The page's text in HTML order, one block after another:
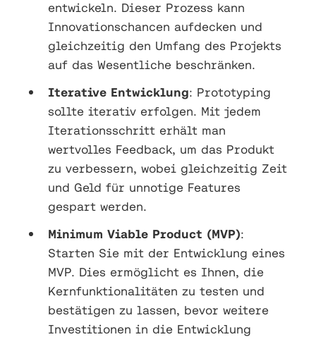
entwickeln. Dieser Prozess kann
Innovationschancen aufdecken und
gleichzeitig den Umfang des Projekts
auf das Wesentliche beschränken.
Iterative Entwicklung: Prototyping
sollte iterativ erfolgen. Mit jedem
Iterationsschritt erhält man
wertvolles Feedback, um das Produkt
zu verbessern, wobei gleichzeitig Zeit
und Geld für unnotige Features
gespart werden.
Minimum Viable Product (MVP):
Starten Sie mit der Entwicklung eines
MVP. Dies ermöglicht es Ihnen, die
Kernfunktionalitäten zu testen und
bestätigen zu lassen, bevor weitere
Investitionen in die Entwicklung